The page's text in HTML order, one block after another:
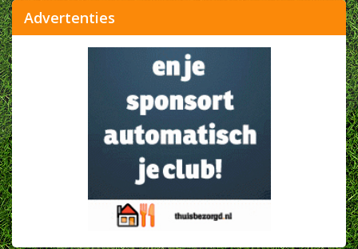
Advertenties